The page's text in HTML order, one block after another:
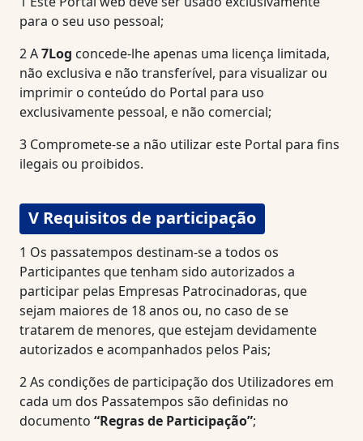
para o seu uso pessoal;
2A7Log concede-lhe apenas uma licença limitada,
não exclusiva e não transferível, para visualizar ou
imprimir o conteúdo do Portal para uso
exclusivamente pessoal, e não comercial;
3 Compromete-se a não utilizar este Portal para fins
ilegais ou proibidos.
V Requisitos de participação
1 Os passatempos destinam-se a todos os
Participantes que tenham sido autorizados a
participar pelas Empresas Patrocinadoras, que
sejam maiores de 18 anos ou, no caso de se
tratarem de menores, que estejam devidamente
autorizados e acompanhados pelos Pais;
2As condições de participação dos Utilizadores em
cada um dos Passatempos são definidas no
documento “Regras de Participação”;